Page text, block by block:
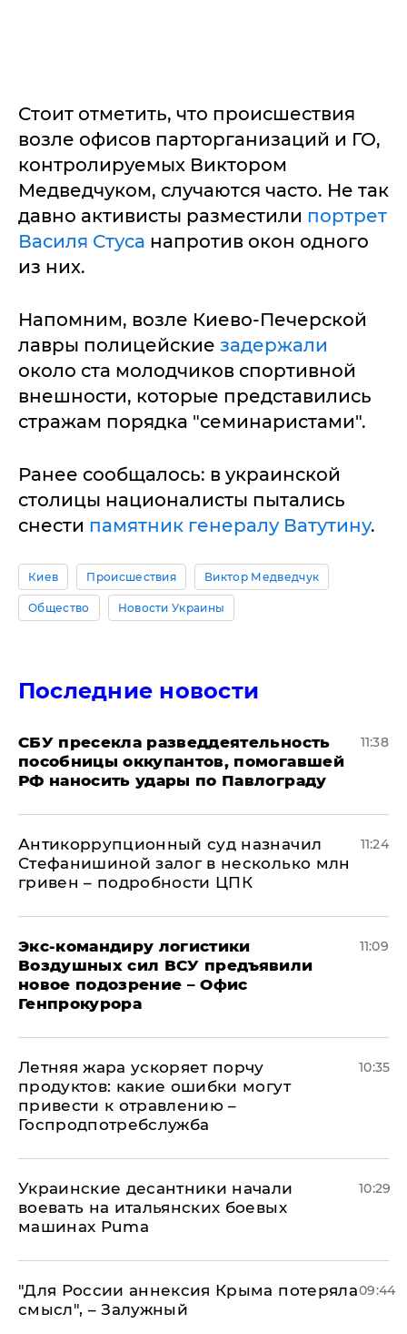
Стоит отметить, что происшествия
возле офисов парторганизаций и ГО,
контролируемых Виктором
Медведчуком, случаются часто. Не так
давно активисты разместили портрет
Василя Стуса напротив окон одного
из них.
Напомним, возле Киево-Печерской
лавры полицейские задержали
около ста молодчиков спортивной
внешности, которые представились
стражам порядка "семинаристами".
Ранее сообщалось: в украинской
столицы националисты пытались
снести памятник генералу Ватутину.
Киев Происшествия Виктор Медведчук
Общество Новости Украины
Последние новости
СБУ пресекла разведдеятельность
пособницы оккупантов, помогавшей
РФ наносить удары по Павлограду
11:38
Антикоррупционный суд назначил
Стефанишиной залог в несколько млн
гривен – подробности ЦПК
11:24
Экс-командиру логистики
Воздушных сил ВСУ предъявили
новое подозрение – Офис
Генпрокурора
11:09
Летняя жара ускоряет порчу
продуктов: какие ошибки могут
привести к отравлению –
Госпродпотребслужба
10:35
Украинские десантники начали
воевать на итальянских боевых
машинах Puma
10:29
"Для России аннексия Крыма потеряла
смысл", – Залужный
09:44